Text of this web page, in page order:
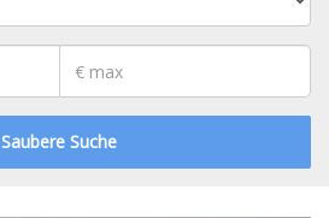
Saubere Suche